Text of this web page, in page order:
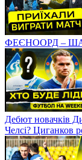
ФЕЄНООРД –
Дебют новачків
Челсі? Циганков